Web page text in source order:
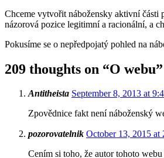
Chceme vytvořit nábožensky aktivní části
názorová pozice legitimní a racionální, a
Pokusíme se o nepředpojatý pohled na
209 thoughts on “O webu”
Antitheista September 8, 2013 at
Zpovědnice fakt není náboženský
pozorovatelnik October 13, 2015 at
Cením si toho, že autor tohoto